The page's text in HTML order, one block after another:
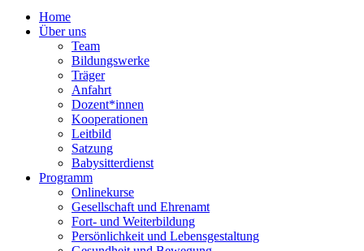
Home
Über uns
Team
Bildungswerke
Träger
Anfahrt
Dozent*innen
Kooperationen
Leitbild
Satzung
Babysitterdienst
Programm
Onlinekurse
Gesellschaft und Ehrenamt
Fort- und Weiterbildung
Persönlichkeit und Lebensgestaltung